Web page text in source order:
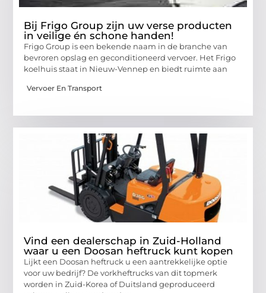
Bij Frigo Group zijn uw verse producten
in veilige én schone handen!
Frigo Group is een bekende naam in de branche van
bevroren opslag en geconditioneerd vervoer. Het Frigo
koelhuis staat in Nieuw-Vennep en biedt ruimte aan
Vervoer En Transport
Vind een dealerschap in Zuid-Holland
waar u een Doosan heftruck kunt kopen
Lijkt een Doosan heftruck u een aantrekkelijke optie
voor uw bedrijf? De vorkheftrucks van dit topmerk
worden in Zuid-Korea of Duitsland geproduceerd